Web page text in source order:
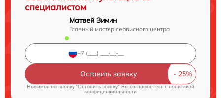
специалистом
Матвей Зимин
Главный мастер сервисного центра
Оставить заявку
Нажимая на кнопку "Оставить заявку" Вы соглашаетесь cполитикой
конфиденциальности